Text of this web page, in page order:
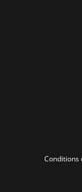
Conditions